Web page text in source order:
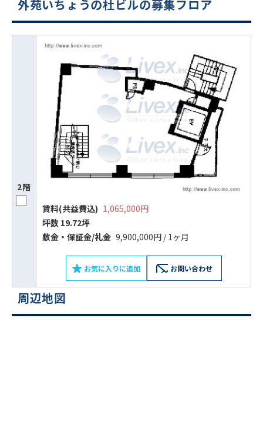
外苑いちょうの杜ビルの募集フロア
2階
賃料(共益費込) 1,065,000円
坪数 19.72坪
敷⾦‧保証⾦/礼⾦ 9,900,000円 / 1ヶ月
お気に入りに追加 お問い合わせ
周辺地図